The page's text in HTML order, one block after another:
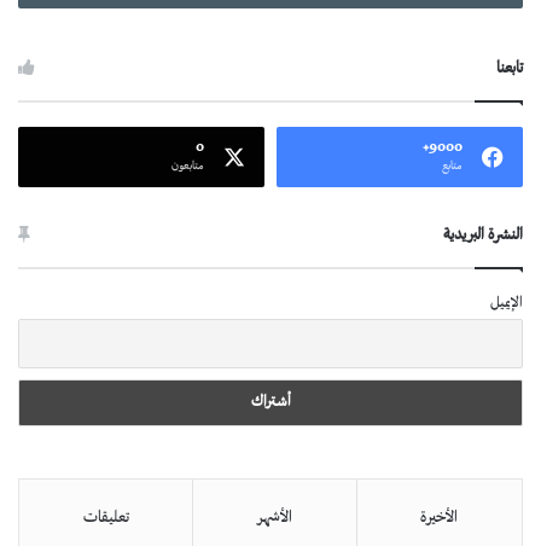
تابعنا
9000+
متابع
0
متابعون
النشرة البريدية
الإيميل
الأخيرة الأشهر تعليقات